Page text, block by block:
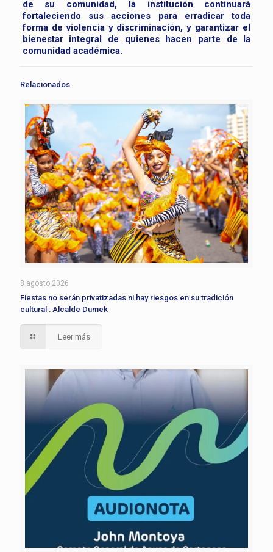
de su comunidad, la institución continuará
fortaleciendo sus acciones para erradicar toda
forma de violencia y discriminación, y garantizar el
bienestar integral de quienes hacen parte de la
comunidad académica.
Relacionados
8 agosto 2026
Fiestas no serán privatizadas ni hay riesgos en su tradición
cultural : Alcalde Dumek
Leer más